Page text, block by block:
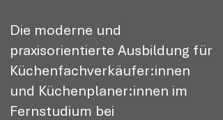
Die moderne und
praxisorientierte Ausbildung für
Küchenfachverkäufer:innen
und Küchenplaner:innen im
Fernstudium bei